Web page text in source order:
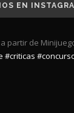
EN
partir de
#criticas